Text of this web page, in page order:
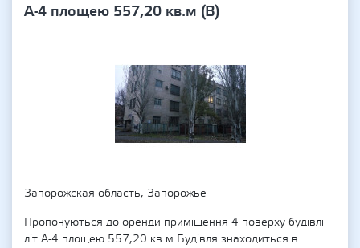
А-4 площею 557,20 кв.м (В)
Запорожская область, Запорожье
Пропонуються до оренди приміщення 4 поверху будівлі
літ А-4 площею 557,20 кв.м Будівля знаходиться в